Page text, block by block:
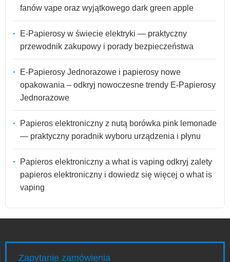
fanów vape oraz wyjątkowego dark green apple
E-Papierosy w świecie elektryki — praktyczny
przewodnik zakupowy i porady bezpieczeństwa
E-Papierosy Jednorazowe i papierosy nowe
opakowania – odkryj nowoczesne trendy E-Papierosy
Jednorazowe
Papieros elektroniczny z nutą borówka pink lemonade
— praktyczny poradnik wyboru urządzenia i płynu
Papieros elektroniczny a what is vaping odkryj zalety
papieros elektroniczny i dowiedz się więcej o what is
vaping
Zapytanie zamówienia